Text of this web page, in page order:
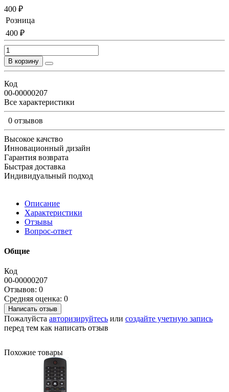
400 ₽
Розница
400 ₽
В корзину
Код
00-00000207
Все характеристики
0 отзывов
Высокое качство
Инновационный дизайн
Гарантия возврата
Быстрая доставка
Индивидуальный подход
Описание
Характеристики
Отзывы
Вопрос-ответ
Общие
Код
00-00000207
Отзывов: 0
Средняя оценка: 0
Написать отзыв
Пожалуйста авторизируйтесь или создайте учетную запись
перед тем как написать отзыв
Похожие товары